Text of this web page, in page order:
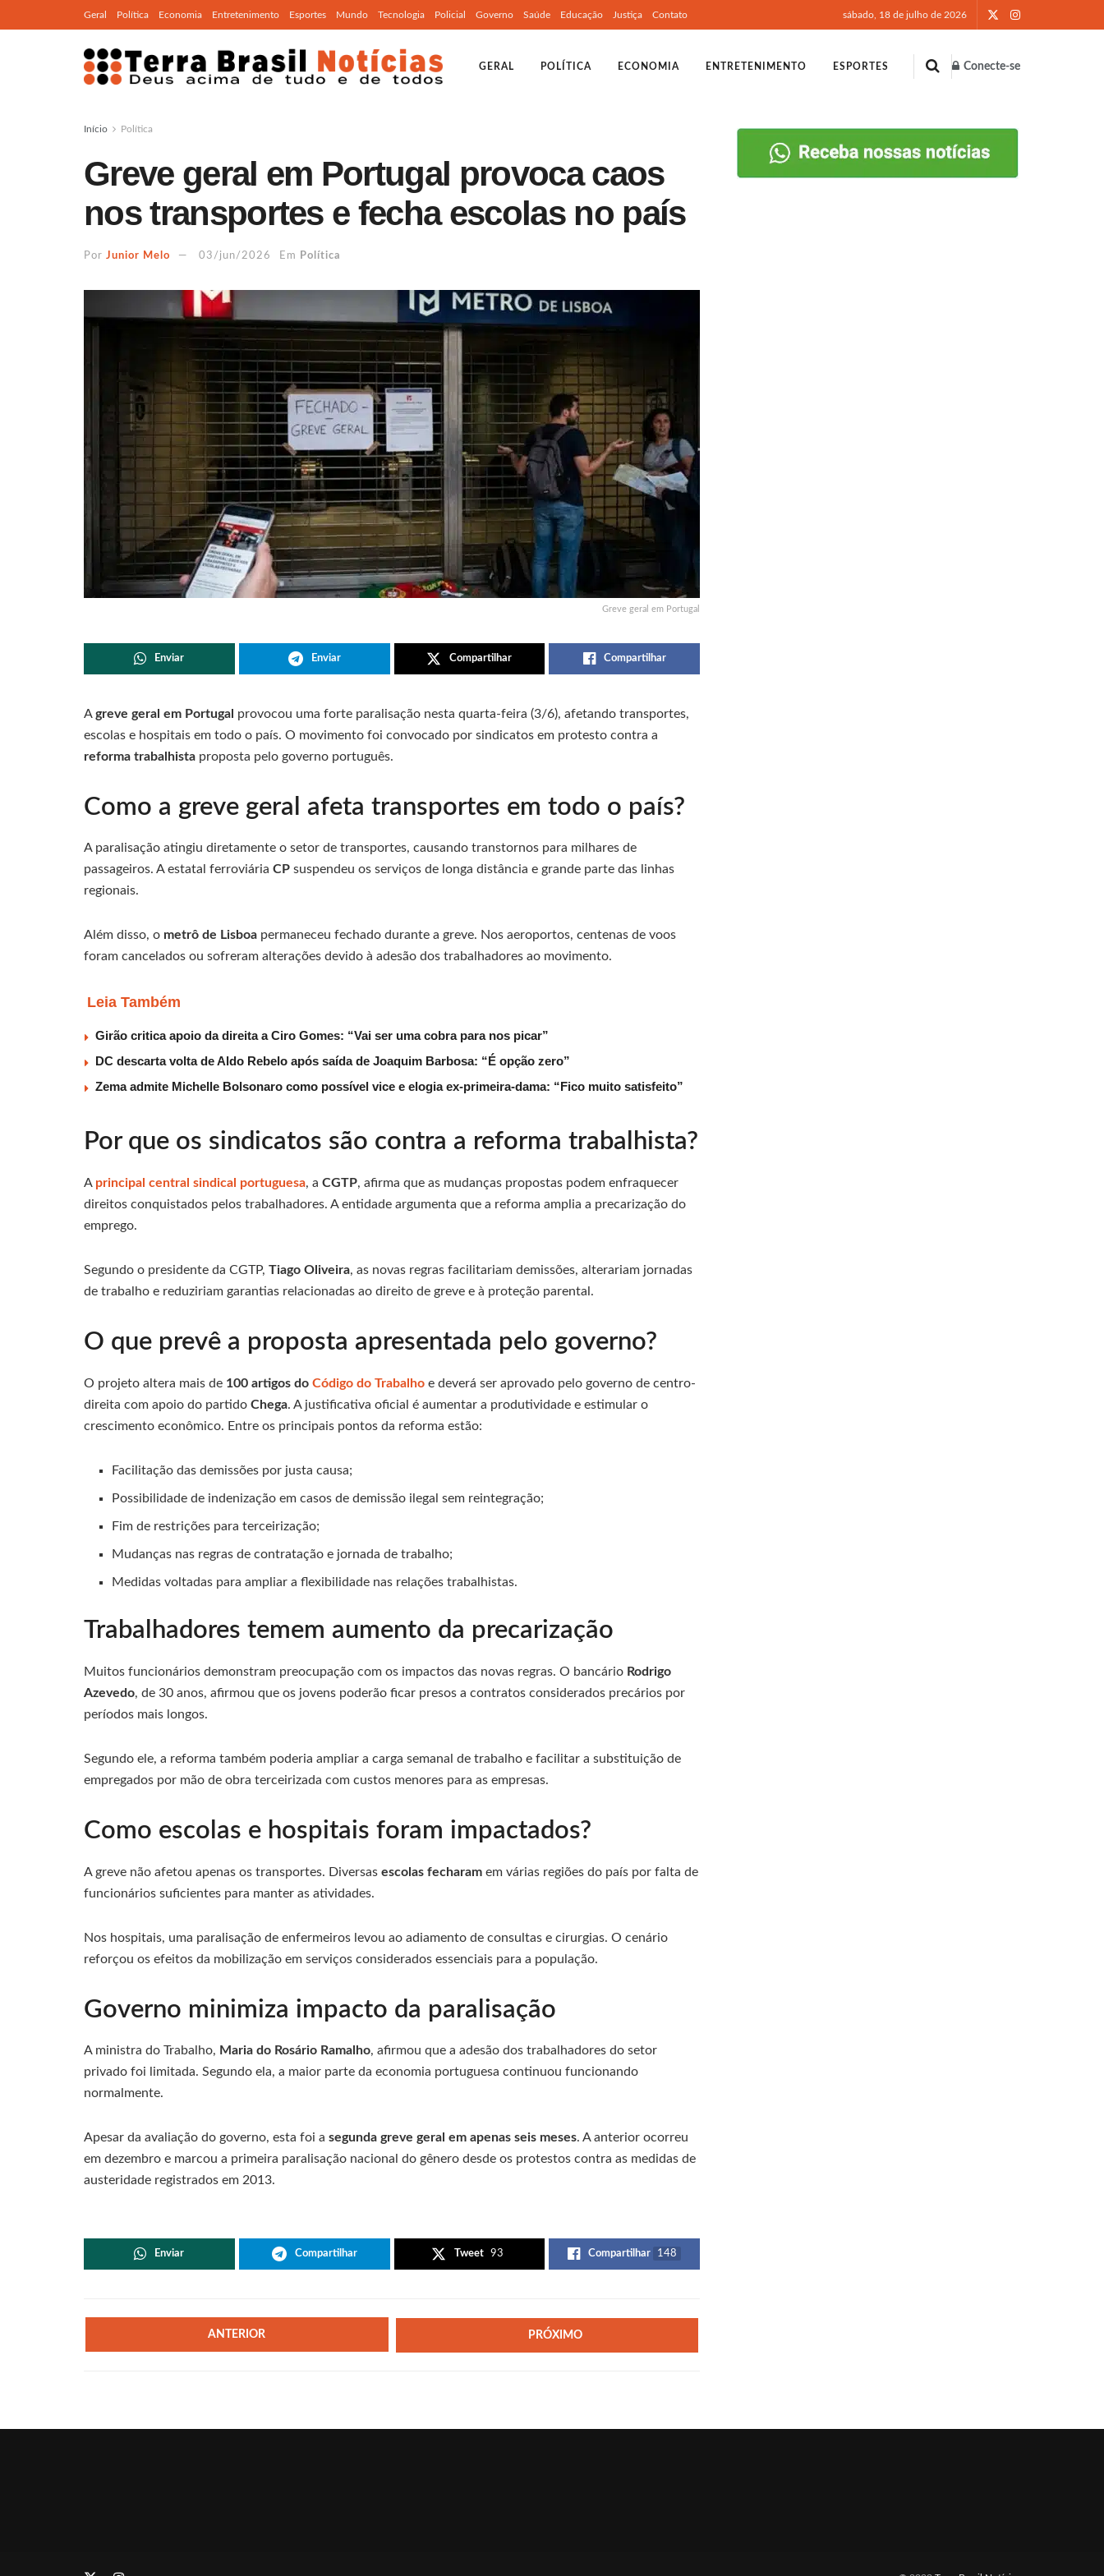
Geral Política Economia Entretenimento Esportes Mundo Tecnologia Policial Governo Saúde Educação Justiça Contato sábado, 18 de julho de 2026
GERAL POLÍTICA ECONOMIA ENTRETENIMENTO ESPORTES Conecte-se
Início Política
Greve geral em Portugal provoca caos
nos transportes e fecha escolas no país
Por Junior Melo 03/jun/2026 Em Política
Greve geral em Portugal
Enviar Enviar Compartilhar Compartilhar
Agreve geral em Portugal provocou uma forte paralisação nesta quarta-feira (3/6), afetando transportes,
escolas e hospitais em todo o país. O movimento foi convocado por sindicatos em protesto contra a
reforma trabalhista proposta pelo governo português.
Como a greve geral afeta transportes em todo o país?
A paralisação atingiu diretamente o setor de transportes, causando transtornos para milhares de
passageiros. A estatal ferroviária CP suspendeu os serviços de longa distância e grande parte das linhas
regionais.
Além disso, o metrô de Lisboa permaneceu fechado durante a greve. Nos aeroportos, centenas de voos
foram cancelados ou sofreram alterações devido à adesão dos trabalhadores ao movimento.
Leia Também
Girão critica apoio da direita a Ciro Gomes: “Vai ser uma cobra para nos picar”
DC descarta volta de Aldo Rebelo após saída de Joaquim Barbosa: “É opção zero”
Zema admite Michelle Bolsonaro como possível vice e elogia ex-primeira-dama: “Fico muito satisfeito”
Por que os sindicatos são contra a reforma trabalhista?
A principal central sindical portuguesa, a CGTP, afirma que as mudanças propostas podem enfraquecer
direitos conquistados pelos trabalhadores. A entidade argumenta que a reforma amplia a precarização do
emprego.
Segundo o presidente da CGTP, Tiago Oliveira, as novas regras facilitariam demissões, alterariam jornadas
de trabalho e reduziriam garantias relacionadas ao direito de greve e à proteção parental.
O que prevê a proposta apresentada pelo governo?
O projeto altera mais de 100 artigos do Código do Trabalho e deverá ser aprovado pelo governo de centro-
direita com apoio do partido Chega. A justificativa oficial é aumentar a produtividade e estimular o
crescimento econômico. Entre os principais pontos da reforma estão:
Facilitação das demissões por justa causa;
Possibilidade de indenização em casos de demissão ilegal sem reintegração;
Fim de restrições para terceirização;
Mudanças nas regras de contratação e jornada de trabalho;
Medidas voltadas para ampliar a flexibilidade nas relações trabalhistas.
Trabalhadores temem aumento da precarização
Muitos funcionários demonstram preocupação com os impactos das novas regras. O bancário Rodrigo
Azevedo, de 30 anos, afirmou que os jovens poderão ficar presos a contratos considerados precários por
períodos mais longos.
Segundo ele, a reforma também poderia ampliar a carga semanal de trabalho e facilitar a substituição de
empregados por mão de obra terceirizada com custos menores para as empresas.
Como escolas e hospitais foram impactados?
A greve não afetou apenas os transportes. Diversas escolas fecharam em várias regiões do país por falta de
funcionários suficientes para manter as atividades.
Nos hospitais, uma paralisação de enfermeiros levou ao adiamento de consultas e cirurgias. O cenário
reforçou os efeitos da mobilização em serviços considerados essenciais para a população.
Governo minimiza impacto da paralisação
A ministra do Trabalho, Maria do Rosário Ramalho, afirmou que a adesão dos trabalhadores do setor
privado foi limitada. Segundo ela, a maior parte da economia portuguesa continuou funcionando
normalmente.
Apesar da avaliação do governo, esta foi a segunda greve geral em apenas seis meses. A anterior ocorreu
em dezembro e marcou a primeira paralisação nacional do gênero desde os protestos contra as medidas de
austeridade registrados em 2013.
Enviar Compartilhar Tweet 93 Compartilhar 148
ANTERIOR PRÓXIMO